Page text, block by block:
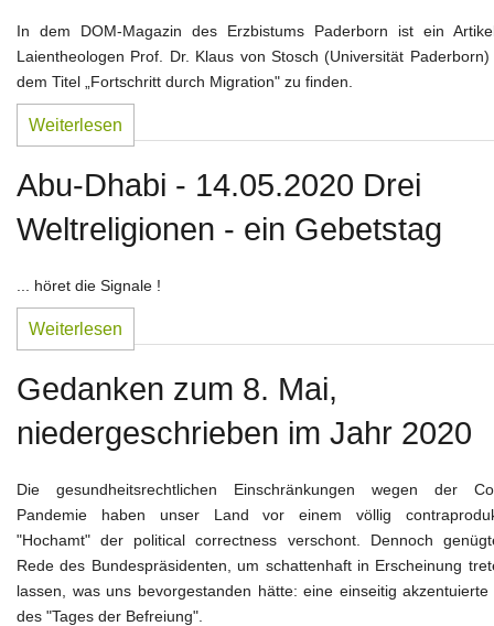
In dem DOM-Magazin des Erzbistums Paderborn ist ein
Laientheologen Prof. Dr. Klaus von Stosch (Universität Paderborn)
dem Titel „Fortschritt durch Migration" zu finden.
Weiterlesen
Abu-Dhabi - 14.05.2020 Drei
Weltreligionen - ein Gebetstag
... höret die Signale !
Weiterlesen
Gedanken zum 8. Mai,
niedergeschrieben im Jahr 2020
Die gesundheitsrechtlichen Einschränkungen wegen der
Pandemie haben unser Land vor einem völlig
"Hochamt" der political correctness verschont. Dennoch
Rede des Bundespräsidenten, um schattenhaft in Erscheinung
lassen, was uns bevorgestanden hätte: eine einseitig akzentuierte
des "Tages der Befreiung".